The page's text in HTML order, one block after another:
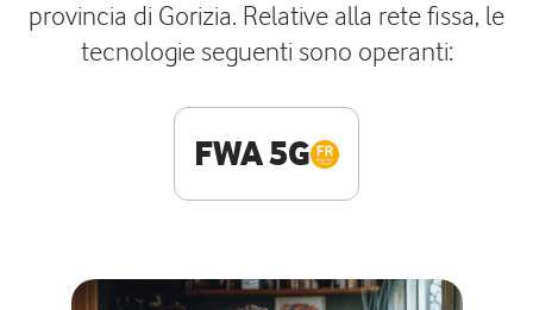
provincia di Gorizia. Relative alla rete fissa, le
tecnologie seguenti sono operanti:
FWA 5G